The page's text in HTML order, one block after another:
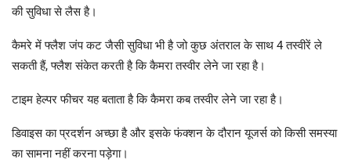
की सुविधा से लैस है।
कैमरे में फ्लैश जंप कट जैसी सुविधा भी है जो कुछ अंतराल के साथ 4 तस्वीरें ले
सकती हैं, फ्लैश संकेत करती है कि कैमरा तस्वीर लेने जा रहा है।
टाइम हेल्पर फीचर यह बताता है कि कैमरा कब तस्वीर लेने जा रहा है।
डिवाइस का प्रदर्शन अच्छा है और इसके फंक्शन के दौरान यूजर्स को किसी समस्या
का सामना नहीं करना पड़ेगा।